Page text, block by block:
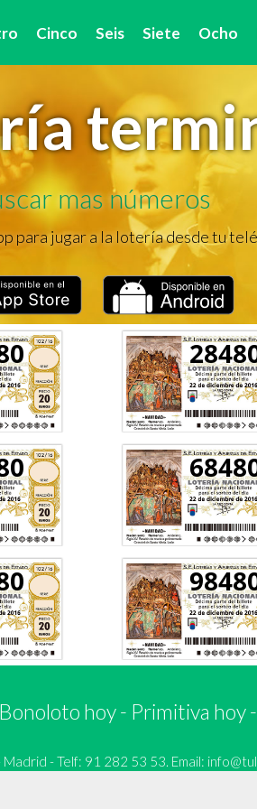
Cinco Seis Siete Ocho
mas números
para jugar a la lotería desde tu
Bonoloto hoy- Primitiva hoy-
- Telf: 91 282 53 53. Email: